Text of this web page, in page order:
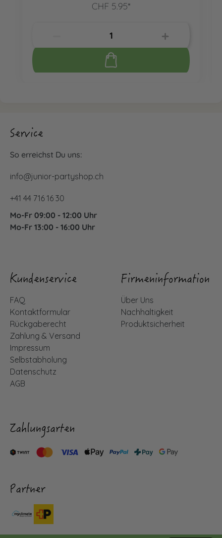
CHF 5.95*
Service
So erreichst Du uns:
info@junior-partyshop.ch
+41 44 716 16 30
Mo-Fr 09:00 - 12:00 Uhr
Mo-Fr 13:00 - 16:00 Uhr
Kundenservice
FAQ
Kontaktformular
Rückgaberecht
Zahlung & Versand
Impressum
Selbstabholung
Datenschutz
AGB
Firmeninformation
Über Uns
Nachhaltigkeit
Produktsicherheit
Zahlungsarten
Partner